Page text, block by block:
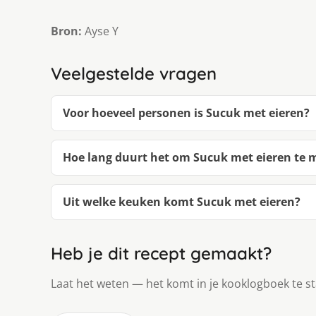
Bron: Ayse Y
Veelgestelde vragen
Voor hoeveel personen is Sucuk met eieren?
Hoe lang duurt het om Sucuk met eieren te
Uit welke keuken komt Sucuk met eieren?
Heb je dit recept gemaakt?
Laat het weten — het komt in je kooklogboek te